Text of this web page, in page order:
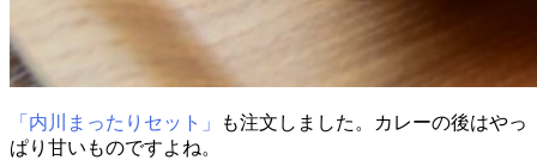
「内川まったりセット」
も注文しました。カレーの後はやっ
ぱり甘いものですよね。